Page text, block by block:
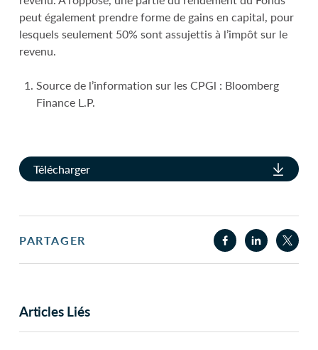
peut également prendre forme de gains en capital, pour
lesquels seulement 50% sont assujettis à l’impôt sur le
revenu.
Source de l’information sur les CPGl : Bloomberg
Finance L.P.
Télécharger
PARTAGER
Articles Liés